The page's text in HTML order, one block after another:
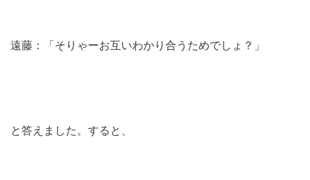
遠藤：「そりゃーお互いわかり合うためでしょ？」
と答えました。すると、